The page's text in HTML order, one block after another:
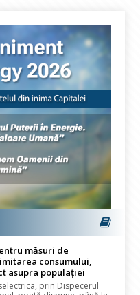
măsuri de
consumului,
asupra populației
prin Dispecerul